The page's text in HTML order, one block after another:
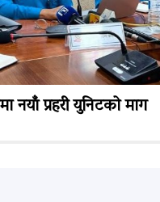
नयाँ प्रहरी युनिटको माग